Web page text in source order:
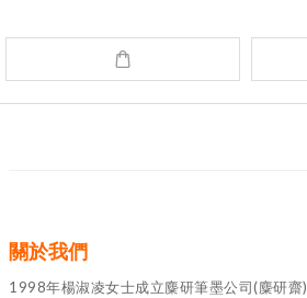
關於我們
1998年楊淑凌女士成立麋研筆墨公司(麋研齋)